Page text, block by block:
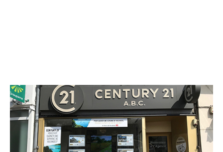
CENTURY 21 A.B.C.
8 boulevard Blossac
CHATELLERAULT - 86100